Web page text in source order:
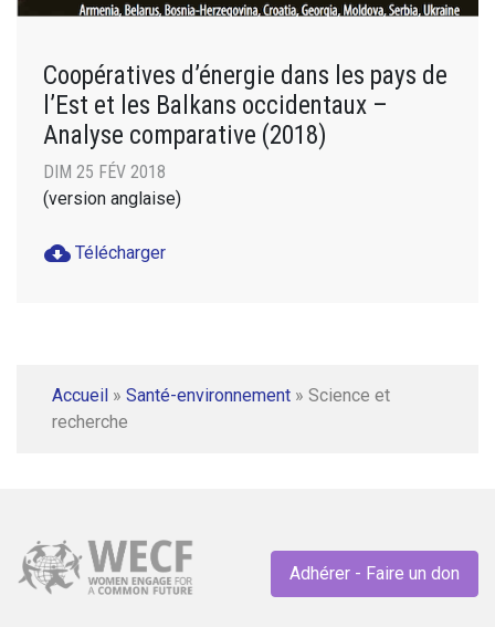
Coopératives d’énergie dans les pays de
l’Est et les Balkans occidentaux –
Analyse comparative (2018)
DIM 25 FÉV 2018
(version anglaise)
cloud_download Télécharger
Accueil » Santé-environnement » Science et
recherche
Adhérer - Faire un don